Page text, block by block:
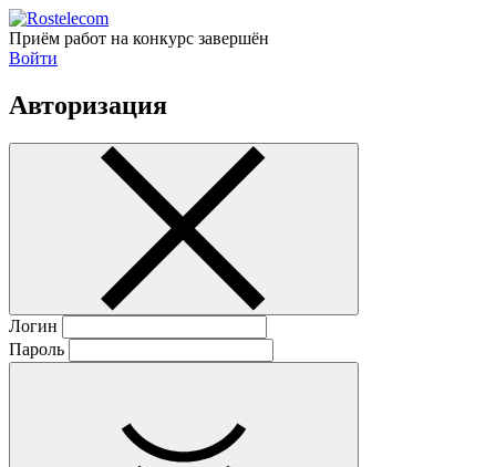
Приём работ на конкурс завершён
Войти
Авторизация
Логин
Пароль